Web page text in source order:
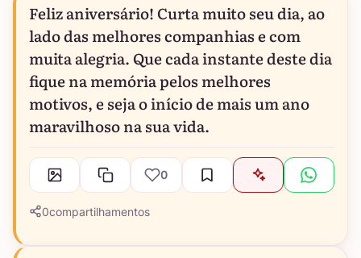
Feliz aniversário! Curta muito seu dia, ao
lado das melhores companhias e com
muita alegria. Que cada instante deste dia
fique na memória pelos melhores
motivos, e seja o início de mais um ano
maravilhoso na sua vida.
0
0compartilhamentos